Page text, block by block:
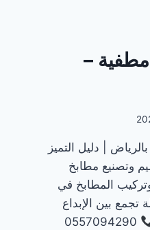
–
| دليل التميز
وتصنيع مطابخ
المطابخ في
تجمع بين الإبداع
0557094290